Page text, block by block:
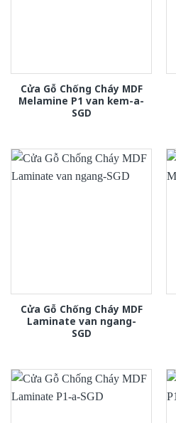
Cửa Gỗ Chống Cháy MDF
Melamine P1 van kem-a-
SGD
Cửa Gỗ Chống Cháy MDF
Laminate van ngang-
SGD